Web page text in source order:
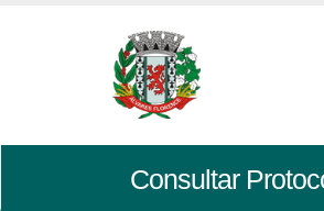
Consultar